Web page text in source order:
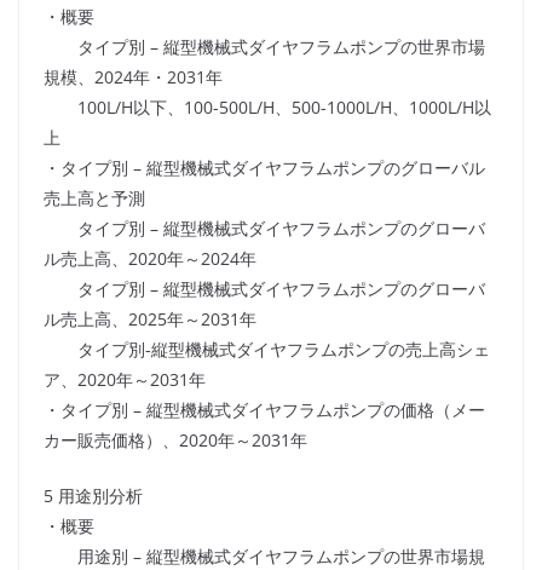
・概要
タイプ別 – 縦型機械式ダイヤフラムポンプの世界市場
規模、2024年・2031年
100L/H以下、100-500L/H、500-1000L/H、1000L/H以
上
・タイプ別 – 縦型機械式ダイヤフラムポンプのグローバル
売上高と予測
タイプ別 – 縦型機械式ダイヤフラムポンプのグローバ
ル売上高、2020年～2024年
タイプ別 – 縦型機械式ダイヤフラムポンプのグローバ
ル売上高、2025年～2031年
タイプ別-縦型機械式ダイヤフラムポンプの売上高シェ
ア、2020年～2031年
・タイプ別 – 縦型機械式ダイヤフラムポンプの価格（メー
カー販売価格）、2020年～2031年
5 用途別分析
・概要
用途別 – 縦型機械式ダイヤフラムポンプの世界市場規